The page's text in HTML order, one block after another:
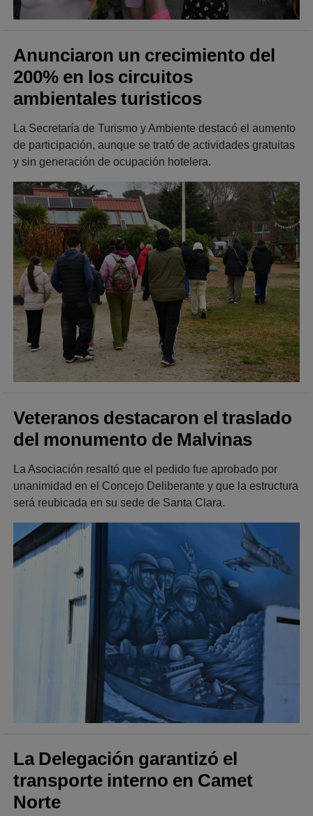
Anunciaron un crecimiento del
200% en los circuitos
ambientales turisticos
La Secretaría de Turismo y Ambiente destacó el aumento
de participación, aunque se trató de actividades gratuitas
y sin generación de ocupación hotelera.
Veteranos destacaron el traslado
del monumento de Malvinas
La Asociación resaltó que el pedido fue aprobado por
unanimidad en el Concejo Deliberante y que la estructura
será reubicada en su sede de Santa Clara.
La Delegación garantizó el
transporte interno en Camet
Norte